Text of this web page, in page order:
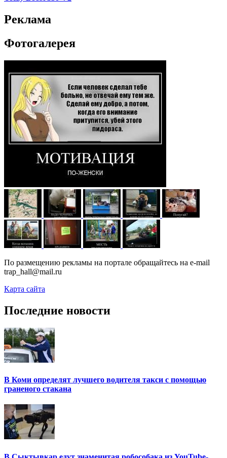
Реклама
Фотогалерея
По размещению рекламы на портале обращайтесь на e-mail
trap_hall@mail.ru
Карта сайта
Последние новости
В Коми определят лучшего водителя такси с помощью
граненого стакана